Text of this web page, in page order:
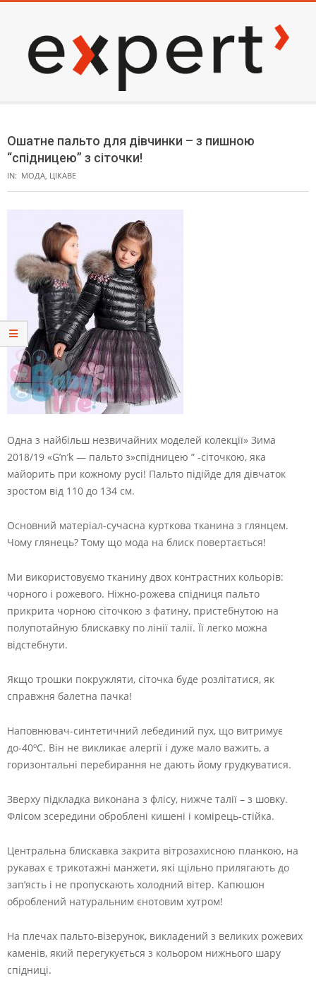
content
EXPERT
Menu
Ошатне пальто для дівчинки – з пишною
“спідницею” з сіточки!
IN: МОДА, ЦІКАВЕ
Одна з найбільш незвичайних моделей колекції» Зима
2018/19 «G’n’k — пальто з»спідницею ” -сіточкою, яка
майорить при кожному русі! Пальто підійде для дівчаток
зростом від 110 до 134 см.
Основний матеріал-сучасна курткова тканина з глянцем.
Чому глянець? Тому що мода на блиск повертається!
Ми використовуємо тканину двох контрастних кольорів:
чорного і рожевого. Ніжно-рожева спідниця пальто
прикрита чорною сіточкою з фатину, пристебнутою на
полупотайную блискавку по лінії талії. Її легко можна
відстебнути.
Якщо трошки покружляти, сіточка буде розлітатися, як
справжня балетна пачка!
Наповнювач-синтетичний лебединий пух, що витримує
до-40ºС. Він не викликає алергії і дуже мало важить, а
горизонтальні перебирання не дають йому грудкуватися.
Зверху підкладка виконана з флісу, нижче талії – з шовку.
Флісом зсередини оброблені кишені і комірець-стійка.
Центральна блискавка закрита вітрозахисною планкою, на
рукавах є трикотажні манжети, які щільно прилягають до
зап’ясть і не пропускають холодний вітер. Капюшон
оброблений натуральним єнотовим хутром!
На плечах пальто-візерунок, викладений з великих рожевих
каменів, який перегукується з кольором нижнього шару
спідниці.